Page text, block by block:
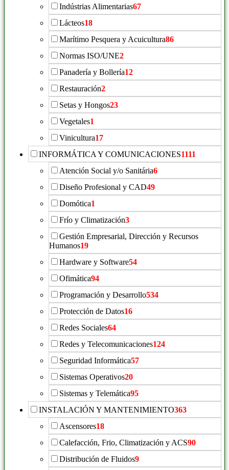
Indústrias Alimentarias67
Lácteos18
Marítimo Pesquera y Acuicultura86
Normas ISO/UNE2
Panadería y Bollería12
Restauración2
Setas y Hongos23
Vegetales1
Vinicultura17
INFORMÁTICA Y COMUNICACIONES1111
Atención Social y/o Sanitária6
Diseño Profesional y CAD49
Domótica1
Frío y Climatización3
Gestión Empresarial, Dirección y Recursos
Humanos19
Hardware y Software54
Ofimática94
Programación y Desarrollo534
Protección de Datos16
Redes Sociales64
Redes y Telecomunicaciones124
Seguridad Informática57
Sistemas Operativos20
Sistemas y Telemática95
INSTALACIÓN Y MANTENIMIENTO363
Ascensores18
Calefacción, Frio, Climatización y ACS90
Distribución de Fluidos9